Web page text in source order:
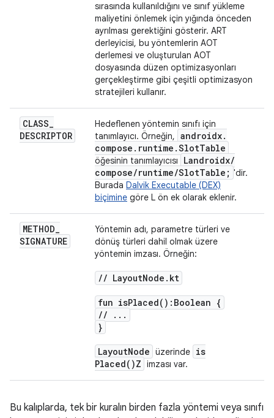
sırasında kullanıldığını ve sınıf yükleme
maliyetini önlemek için yığında önceden
ayrılması gerektiğini gösterir. ART
derleyicisi, bu yöntemlerin AOT
derlemesi ve oluşturulan AOT
dosyasında düzen optimizasyonları
gerçekleştirme gibi çeşitli optimizasyon
stratejileri kullanır.
CLASS_
DESCRIPTOR
Hedeflenen yöntemin sınıfı için
tanımlayıcı. Örneğin, androidx.
compose . runtime .SlotTable
öğesinin tanımlayıcısı Landroidx/
compose/runtime/SlotTable; 'dir.
Burada Dalvik Executable (DEX)
biçimine göre L ön ek olarak eklenir.
METHOD_
SIGNATURE
Yöntemin adı, parametre türleri ve
dönüş türleri dahil olmak üzere
yöntemin imzası. Örneğin:
// LayoutNode . kt
fun isPlaced( ):Boolean {
// . . .
}
LayoutNode üzerinde is
Placed( )Z imzası var.
Bu kalıplarda, tek bir kuralın birden fazla yöntemi veya sınıfı